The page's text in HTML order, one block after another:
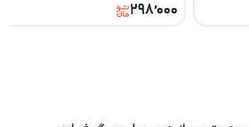
۲۹۸٬۰۰۰